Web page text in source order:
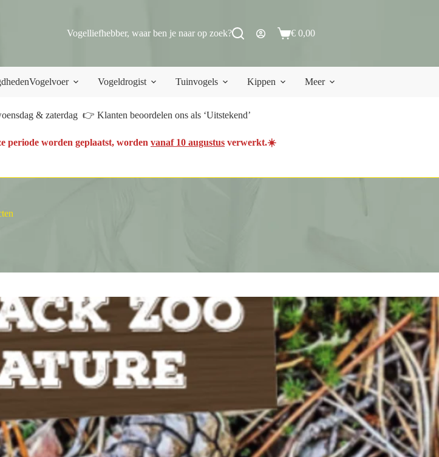
Vogelliefhebber, waar ben je naar op zoek? Winkelwagen
€ 0,00
Vogelvoer Vogeldrogist Tuinvogels Kippen Meer
& zaterdag 👉 Klanten beoordelen ons als ‘Uitstekend’
periode worden geplaatst, worden vanaf 10 augustus verwerkt.☀️